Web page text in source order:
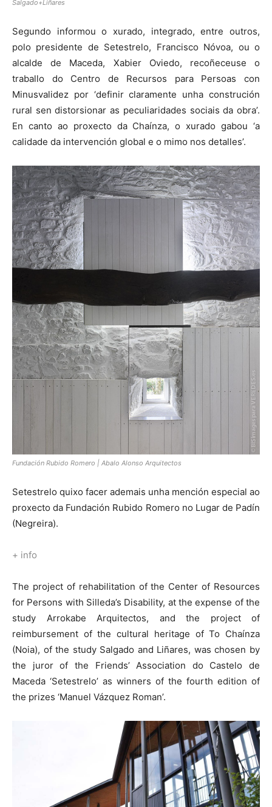
Salgado+Liñares
Segundo informou o xurado, integrado, entre outros,
polo presidente de Setestrelo, Francisco Nóvoa, ou o
alcalde de Maceda, Xabier Oviedo, recoñeceuse o
traballo do Centro de Recursos para Persoas con
Minusvalidez por ‘definir claramente unha construción
rural sen distorsionar as peculiaridades sociais da obra’.
En canto ao proxecto da Chaínza, o xurado gabou ‘a
calidade da intervención global e o mimo nos detalles’.
Fundación Rubido Romero | Abalo Alonso Arquitectos
Setestrelo quixo facer ademais unha mención especial ao
proxecto da Fundación Rubido Romero no Lugar de Padín
(Negreira).
+ info
The project of rehabilitation of the Center of Resources
for Persons with Silleda’s Disability, at the expense of the
study Arrokabe Arquitectos, and the project of
reimbursement of the cultural heritage of To Chaínza
(Noia), of the study Salgado and Liñares, was chosen by
the juror of the Friends’ Association do Castelo de
Maceda ‘Setestrelo’ as winners of the fourth edition of
the prizes ‘Manuel Vázquez Roman’.